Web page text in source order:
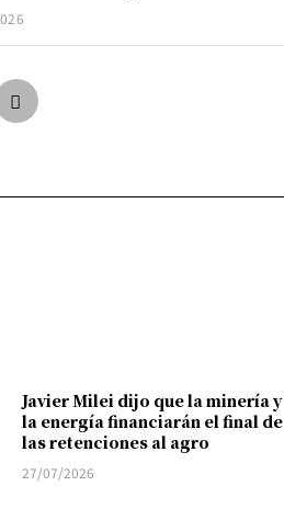
Javier Milei dijo que la minería y
la energía financiarán el final de
las retenciones al agro
27/07/2026